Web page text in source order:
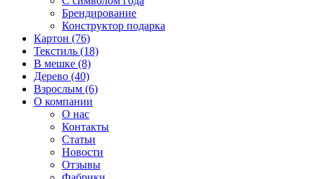
Брендирование
Конструктор подарка
Картон (76)
Текстиль (18)
В мешке (8)
Дерево (40)
Взрослым (6)
О компании
О нас
Контакты
Статьи
Новости
Отзывы